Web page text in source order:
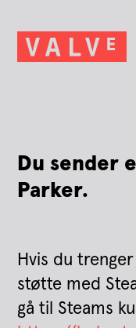
Du sender
Parker.
Hvis du
støtte med
gå til Steams